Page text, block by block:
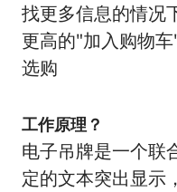
找更多信息的情况
更高的"加入购物
选购
工作原理？
电子吊牌是一个联
定的文本突出显示